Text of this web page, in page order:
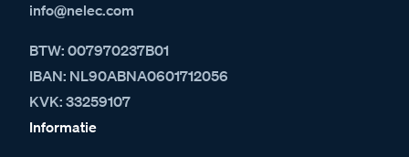
info@nelec.com
BTW: 007970237B01
IBAN: NL90ABNA0601712056
KVK: 33259107
Informatie